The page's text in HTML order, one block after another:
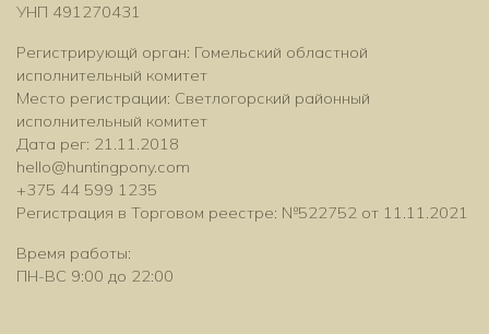
УНП 491270431
Регистрирующй орган: Гомельский областной
исполнительный комитет
Место регистрации: Светлогорский районный
исполнительный комитет
Дата рег: 21.11.2018
hello@huntingpony.com
+375 44 599 1235
Регистрация в Торговом реестре: №522752 от 11.11.2021
Время работы:
ПН-ВС 9:00 до 22:00